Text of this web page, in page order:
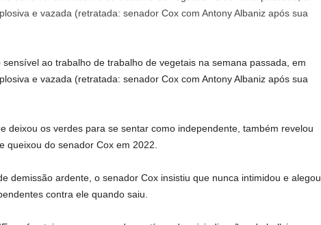
ao trabalho de trabalho de vegetais na semana passada, em
e vazada (retratada: senador Cox com Antony Albaniz após sua
deixou os verdes para se sentar como independente, também revelou
queixou do senador Cox em 2022.
demissão ardente, o senador Cox insistiu que nunca intimidou e alegou
contra ele quando saiu.